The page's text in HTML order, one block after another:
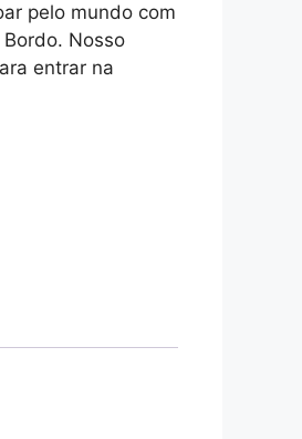
pelo mundo com
Nosso
entrar na